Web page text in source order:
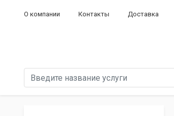
О компании Контакты Доставка